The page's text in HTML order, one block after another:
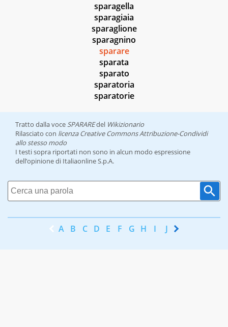
sparagella
sparagiaia
sparaglione
sparagnino
sparare
sparata
sparato
sparatoria
sparatorie
Tratto dalla voce SPARAREdel Wikizionario
Rilasciato con licenza Creative Commons Attribuzione-Condividi
allo stesso modo
I testi sopra riportati non sono in alcun modo espressione
dell’opinione di Italiaonline S.p.A.
A B C D E F G H I J K